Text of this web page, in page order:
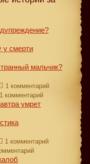
у смерти
мальчик?
1 комментарий
1 комментарий
умрет
1 комментарий